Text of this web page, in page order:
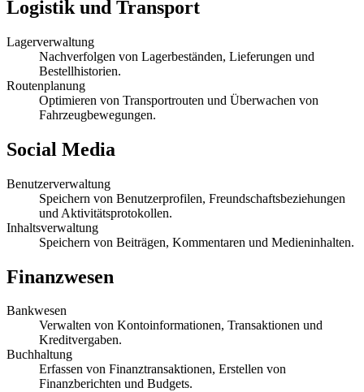
Logistik und Transport
Lagerverwaltung
Nachverfolgen von Lagerbeständen, Lieferungen und
Bestellhistorien.
Routenplanung
Optimieren von Transportrouten und Überwachen von
Fahrzeugbewegungen.
Social Media
Benutzerverwaltung
Speichern von Benutzerprofilen, Freundschaftsbeziehungen
und Aktivitätsprotokollen.
Inhaltsverwaltung
Speichern von Beiträgen, Kommentaren und Medieninhalten.
Finanzwesen
Bankwesen
Verwalten von Kontoinformationen, Transaktionen und
Kreditvergaben.
Buchhaltung
Erfassen von Finanztransaktionen, Erstellen von
Finanzberichten und Budgets.